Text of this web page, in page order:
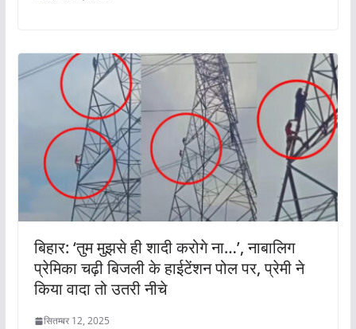
बिहार: ‘तुम मुझसे ही शादी करोगे ना…’, नाबालिग
प्रेमिका चढ़ी बिजली के हाईटेंशन पोल पर, प्रेमी ने
किया वादा तो उतरी नीचे
सितम्बर 12, 2025